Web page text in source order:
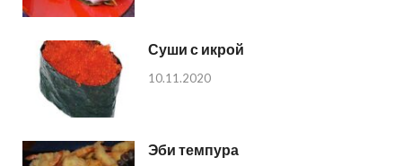
Суши с икрой
10.11.2020
Эби темпура